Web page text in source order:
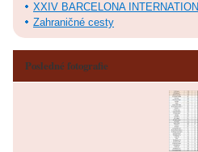
XXIV BARCELONA
Zahraničné cesty
Posledné fotografie